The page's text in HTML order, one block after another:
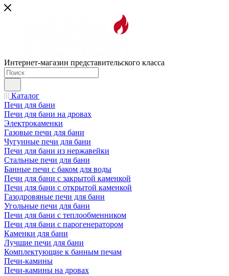
Интернет-магазин представительского класса
Каталог
Печи для бани
Печи для бани на дровах
Электрокаменки
Газовые печи для бани
Чугунные печи для бани
Печи для бани из нержавейки
Стальные печи для бани
Банные печи с баком для воды
Печи для бани с закрытой каменкой
Печи для бани с открытой каменкой
Газодровяные печи для бани
Угольные печи для бани
Печи для бани с теплообменником
Печи для бани с парогенератором
Каменки для бани
Лучшие печи для бани
Комплектующие к банным печам
Печи-камины
Печи-камины на дровах